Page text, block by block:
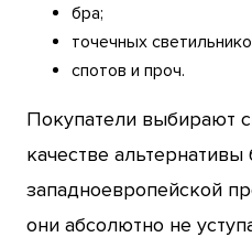
бра;
точечных
спотов и проч.
Покупатели выбирают
качестве
западноевропейской
они абсолютно не